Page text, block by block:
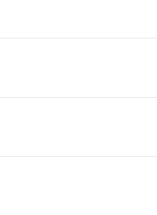
y aventurero inquieto..